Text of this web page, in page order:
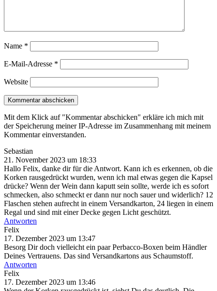
Name *
E-Mail-Adresse *
Website
Mit dem Klick auf "Kommentar abschicken" erkläre ich mich mit
der Speicherung meiner IP-Adresse im Zusammenhang mit meinem
Kommentar einverstanden.
Sebastian
21. November 2023 um 18:33
Hallo Felix, danke dir für die Antwort. Kann ich es erkennen, ob die
Korken rausgedrückt wurden, wenn ich mal etwas gegen die Kapsel
drücke? Wenn der Wein dann kaputt sein sollte, werde ich es sofort
schmecken, also schmeckt er dann nur noch sauer und widerlich? 12
Flaschen stehen aufrecht in einem Versandkarton, 24 liegen in einem
Regal und sind mit einer Decke gegen Licht geschützt.
Antworten
Felix
17. Dezember 2023 um 13:47
Besorg Dir doch vielleicht ein paar Perbacco-Boxen beim Händler
Deines Vertrauens. Das sind Versandkartons aus Schaumstoff.
Antworten
Felix
17. Dezember 2023 um 13:46